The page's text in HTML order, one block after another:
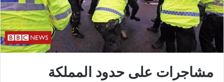
مشاجرات على حدود المملكة